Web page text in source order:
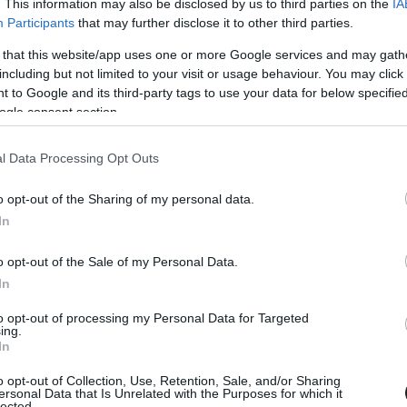
This information may also be disclosed by us to third parties on the
Participants that may further disclose it to other third parties.
that this website/app uses one or more Google services and may
but not limited to your visit or usage behaviour. You may
to Google and its third-party tags to use your data for below
consent section.
Data Processing Opt Outs
opt-out of the Sharing of my personal data.
opt-out of the Sale of my Personal Data.
opt-out of processing my Personal Data for Targeted
opt-out of Collection, Use, Retention, Sale, and/or Sharing
Data that Is Unrelated with the Purposes for which it
versenyzővel is összefutottunk a
hogy itt kellett volna lennie: Mikel
csapattársa, idén azonban az F1 egyik
is teljes szezont fut.
a Hadeca Racinggel, a hungaroringi volt a
eredménye eddig a Monacóban
között, ráadásul a Porsche-szuperkupa
is ér, és csak ezt követően jön még a TCR
jelenlegi kéthónapos szünet után. Adja
motiválta-e Azconát arra, hogy egy másik